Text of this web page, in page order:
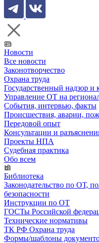
Новости
Все новости
Законотворчество
Охрана труда
Государственный надзор и
Управление ОТ на
События, интервью, факты
Происшествия, аварии,
Передовой опыт
Консультации и
Проекты НПА
Судебная практика
Обо всем
Библиотека
Законодательство по ОТ,
безопасности
Инструкции по ОТ
ГОСТы Российской
Технические нормативы
ТК РФ Охрана труда
Формы/шаблоны